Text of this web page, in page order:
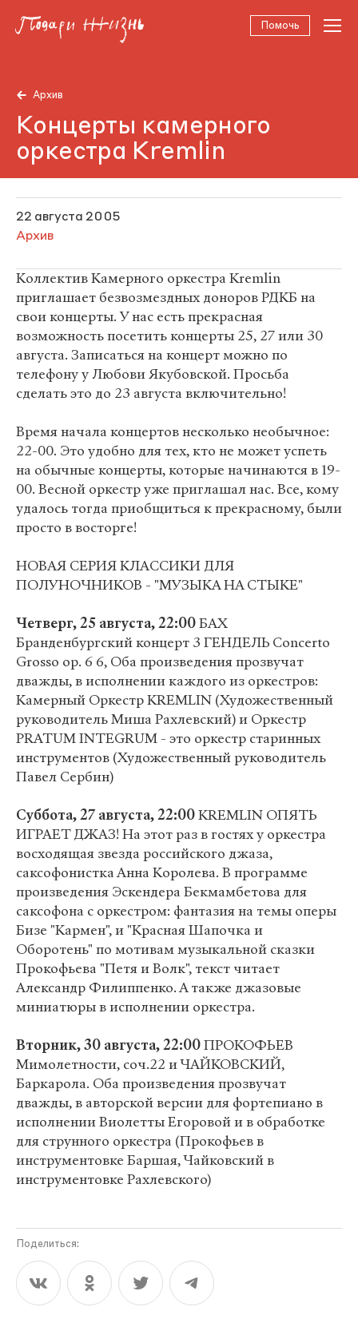
Помочь
Архив
Концерты камерного
оркестра Kremlin
22 августа 2005
Архив
Коллектив Камерного оркестра Kremlin
приглашает безвозмездных доноров РДКБ на
свои концерты. У нас есть прекрасная
возможность посетить концерты 25, 27 или 30
августа. Записаться на концерт можно по
телефону у Любови Якубовской. Просьба
сделать это до 23 августа включительно!
Время начала концертов несколько необычное:
22-00. Это удобно для тех, кто не может успеть
на обычные концерты, которые начинаются в 19-
00. Весной оркестр уже приглашал нас. Все, кому
удалось тогда приобщиться к прекрасному, были
просто в восторге!
НОВАЯ СЕРИЯ КЛАССИКИ ДЛЯ
ПОЛУНОЧНИКОВ - "МУЗЫКА НА СТЫКЕ"
Четверг, 25 августа, 22:00БАХ
Бранденбургский концерт 3 ГЕНДЕЛЬ Concerto
Grosso op. 6 6, Оба произведения прозвучат
дважды, в исполнении каждого из оркестров:
Камерный Оркестр KREMLIN (Художественный
руководитель Миша Рахлевский) и Оркестр
PRATUM INTEGRUM - это оркестр старинных
инструментов (Художественный руководитель
Павел Сербин)
Суббота, 27 августа, 22:00KREMLIN ОПЯТЬ
ИГРАЕТ ДЖАЗ! На этот раз в гостях у оркестра
восходящая звезда российского джаза,
саксофонистка Анна Королева. В программе
произведения Эскендера Бекмамбетова для
саксофона с оркестром: фантазия на темы оперы
Бизе "Кармен", и "Красная Шапочка и
Оборотень" по мотивам музыкальной сказки
Прокофьева "Петя и Волк", текст читает
Александр Филиппенко. А также джазовые
миниатюры в исполнении оркестра.
Вторник, 30 августа, 22:00ПРОКОФЬЕВ
Мимолетности, соч.22 и ЧАЙКОВСКИЙ,
Баркарола. Оба произведения прозвучат
дважды, в авторской версии для фортепиано в
исполнении Виолетты Егоровой и в обработке
для струнного оркестра (Прокофьев в
инструментовке Баршая, Чайковский в
инструментовке Рахлевского)
Поделиться: